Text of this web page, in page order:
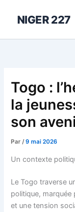
NIGER 227
Togo :
la
son
Par/9 mai 2026
Un contexte
Le Togo traverse
politique,
et une tension